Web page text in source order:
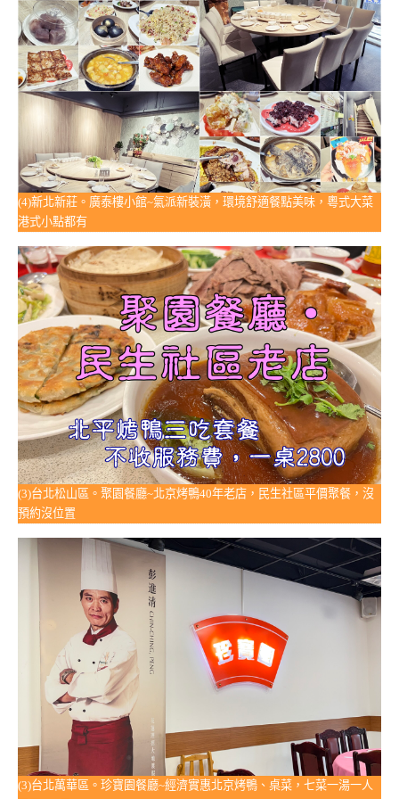
(4)新北新莊。廣泰樓小館~氣派新裝潢，環境舒適餐點美味，粵式大菜
港式小點都有
(3)台北松山區。聚園餐廳~北京烤鴨40年老店，民生社區平價聚餐，沒
預約沒位置
(3)台北萬華區。珍寶園餐廳~經濟實惠北京烤鴨、桌菜，七菜一湯一人